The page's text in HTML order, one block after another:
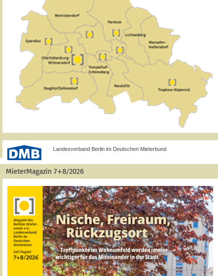
Landesverband Berlin im Deutschen Mieterbund
MieterMagazin 7+8/2026